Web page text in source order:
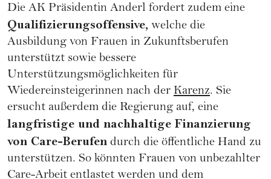
Die AK Präsidentin Anderl fordert zudem eine
Qualifizierungsoffensive, welche die
Ausbildung von Frauen in Zukunftsberufen
unterstützt sowie bessere
Unterstützungsmöglichkeiten für
Wiedereinsteigerinnen nach der Karenz. Sie
ersucht außerdem die Regierung auf, eine
langfristige und nachhaltige Finanzierung
von Care-Berufen durch die öffentliche Hand zu
unterstützen. So könnten Frauen von unbezahlter
Care-Arbeit entlastet werden und dem